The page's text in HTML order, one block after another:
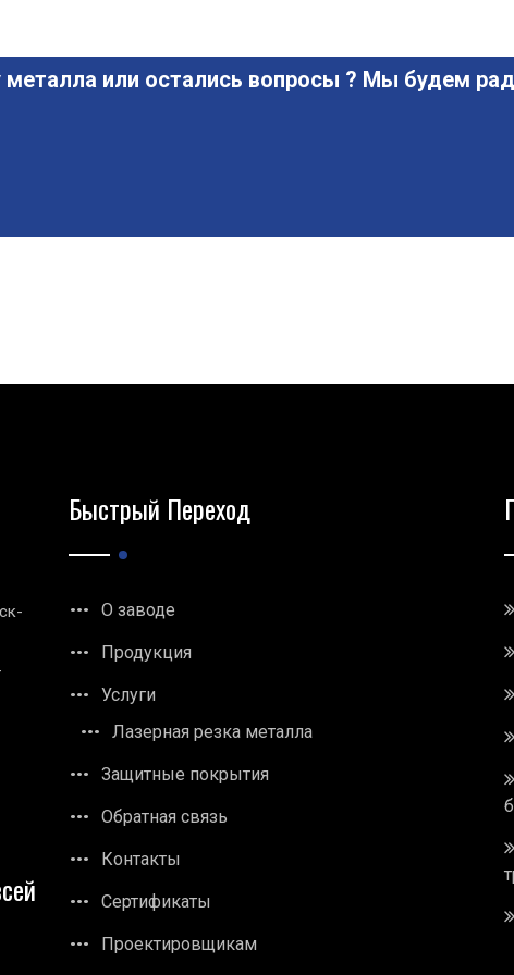
металла или остались вопросы ? Мы будем
Быстрый Переход
О заводе
Продукция
Услуги
Лазерная резка металла
Защитные покрытия
Обратная связь
Контакты
Сертификаты
Проектировщикам